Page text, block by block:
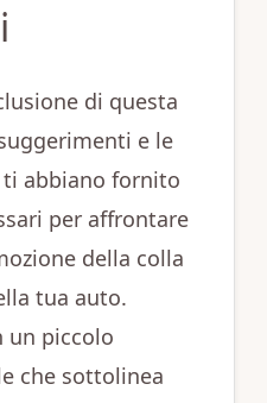
di questa
e le
abbiano fornito
per affrontare
della colla
tua auto.
un piccolo
che sottolinea